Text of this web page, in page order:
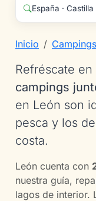
España ·
Inicio
Refréscate
campings
en León son
pesca y los
costa.
León cuenta con
nuestra guía,
lagos de interior.